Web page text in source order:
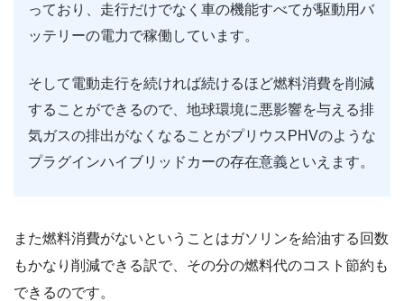
っており、走行だけでなく車の機能すべてが駆動用バ
ッテリーの電力で稼働しています。
そして電動走行を続ければ続けるほど燃料消費を削減
することができるので、地球環境に悪影響を与える排
気ガスの排出がなくなることがプリウスPHVのような
プラグインハイブリッドカーの存在意義といえます。
また燃料消費がないということはガソリンを給油する回数
もかなり削減できる訳で、その分の燃料代のコスト節約も
できるのです。